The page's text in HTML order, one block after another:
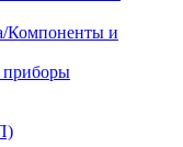
Компоненты и
приборы